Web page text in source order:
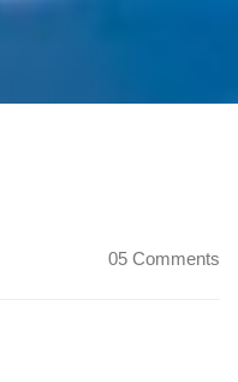
05 Comments